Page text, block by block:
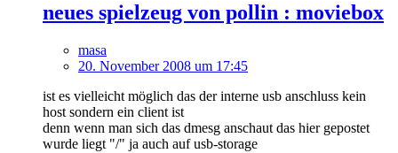
neues spielzeug von pollin : moviebox
masa
20. November 2008 um 17:45
ist es vielleicht möglich das der interne usb anschluss kein
host sondern ein client ist
denn wenn man sich das dmesg anschaut das hier gepostet
wurde liegt "/" ja auch auf usb-storage